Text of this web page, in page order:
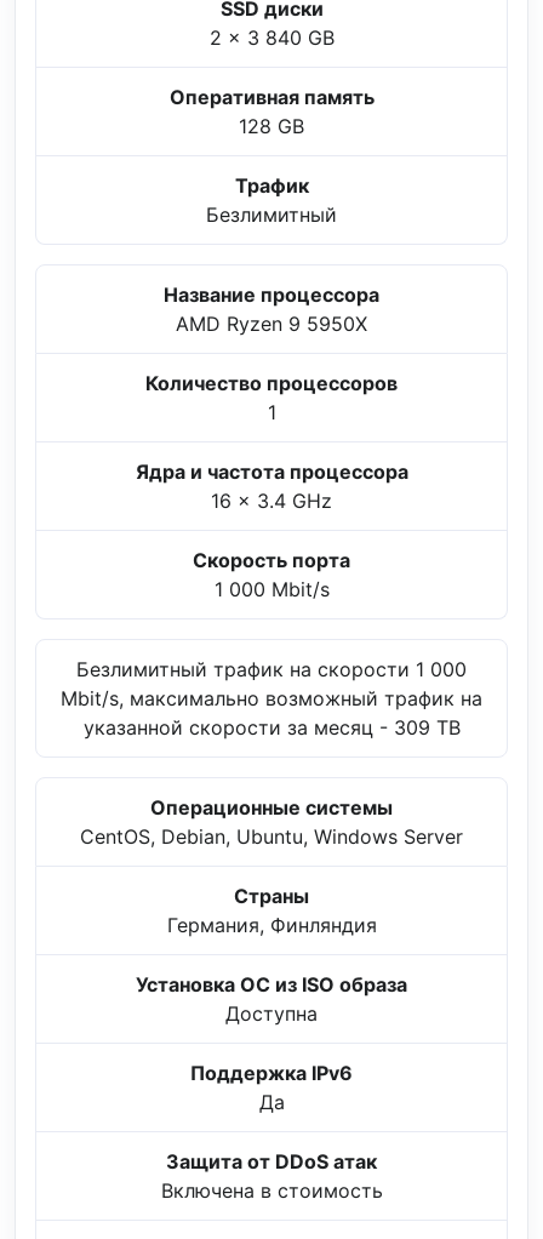
SSD диски
2 x 3 840 GB
Оперативная память
128 GB
Трафик
Безлимитный
Название процессора
AMD Ryzen 9 5950X
Количество процессоров
1
Ядра и частота процессора
16 x 3.4 GHz
Скорость порта
1 000 Mbit/s
Безлимитный трафик на скорости 1 000
Mbit/s, максимально возможный трафик на
указанной скорости за месяц - 309 TB
Операционные системы
CentOS, Debian, Ubuntu, Windows Server
Страны
Германия, Финляндия
Установка ОС из ISO образа
Доступна
Поддержка IPv6
Да
Защита от DDoS атак
Включена в стоимость